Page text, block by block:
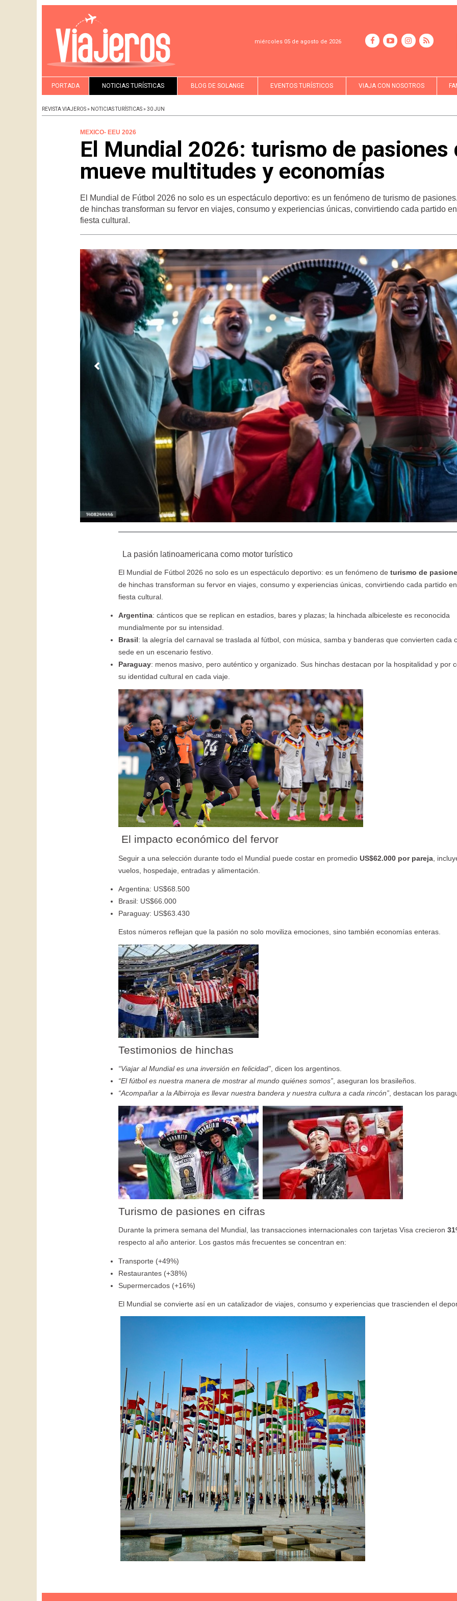
miércoles 05 de agosto de 2026
PORTADA NOTICIAS TURÍSTICAS BLOG DE SOLANGE EVENTOS TURÍSTICOS VIAJA CON NOSOTROS
REVISTA VIAJEROS » NOTICIAS TURÍSTICAS » 30 JUN
MEXICO- EEU 2026
El Mundial 2026: turismo de pasiones
mueve multitudes y economías
El Mundial de Fútbol 2026 no solo es un espectáculo deportivo: es un fenómeno de turismo de
de hinchas transforman su fervor en viajes, consumo y experiencias únicas, convirtiendo cada partido
fiesta cultural.
La pasión latinoamericana como motor turístico
El Mundial de Fútbol 2026 no solo es un espectáculo deportivo: es un fenómeno de turismo de
de hinchas transforman su fervor en viajes, consumo y experiencias únicas, convirtiendo cada partido
fiesta cultural.
Argentina: cánticos que se replican en estadios, bares y plazas; la hinchada albiceleste es reconocida
mundialmente por su intensidad.
Brasil: la alegría del carnaval se traslada al fútbol, con música, samba y banderas que convierten cada
sede en un escenario festivo.
Paraguay: menos masivo, pero auténtico y organizado. Sus hinchas destacan por la hospitalidad y por
su identidad cultural en cada viaje.
El impacto económico del fervor
Seguir a una selección durante todo el Mundial puede costar en promedio US$62.000 por pareja,
vuelos, hospedaje, entradas y alimentación.
Argentina: US$68.500
Brasil: US$66.000
Paraguay: US$63.430
Estos números reflejan que la pasión no solo moviliza emociones, sino también economías enteras.
Testimonios de hinchas
“Viajar al Mundial es una inversión en felicidad”, dicen los argentinos.
“El fútbol es nuestra manera de mostrar al mundo quiénes somos”, aseguran los brasileños.
“Acompañar a la Albirroja es llevar nuestra bandera y nuestra cultura a cada rincón”, destacan los
Turismo de pasiones en cifras
Durante la primera semana del Mundial, las transacciones internacionales con tarjetas Visa crecieron
respecto al año anterior. Los gastos más frecuentes se concentran en:
Transporte (+49%)
Restaurantes (+38%)
Supermercados (+16%)
El Mundial se convierte así en un catalizador de viajes, consumo y experiencias que trascienden el
PARQUE DAS AVES EN FOZ
Paraguay, Viví lo
Congreso
Binacional de
Marketing
Turístico
Viajeros TV se
hospeda en el
Loi Suite